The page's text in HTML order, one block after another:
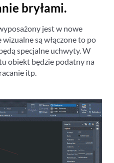
bryłami.
jest w nowe
wizualne są włączone to po
specjalne uchwyty. W
obiekt będzie podatny na
itp.